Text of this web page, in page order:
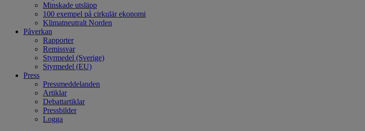
Minskade utsläpp
100 exempel på cirkulär ekonomi
Klimatneutralt Norden
Påverkan
Rapporter
Remissvar
Styrmedel (Sverige)
Styrmedel (EU)
Press
Pressmeddelanden
Artiklar
Debattartiklar
Pressbilder
Logga